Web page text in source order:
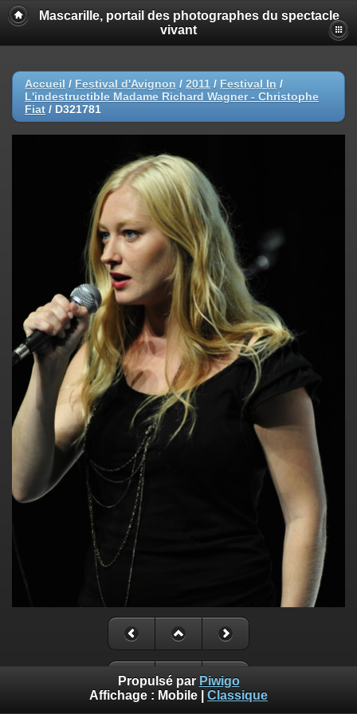
Mascarille, portail des photographes du spectacle
vivant
Accueil / Festival d'Avignon / 2011 / Festival In /
L'indestructible Madame Richard Wagner - Christophe
Fiat / D321781
Propulsé par Piwigo
Affichage : Mobile Classique